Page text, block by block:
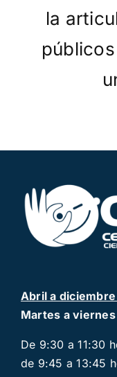
la
Abril a
Martes a
De 9:30 a 11:30
de 9:45 a 13:45